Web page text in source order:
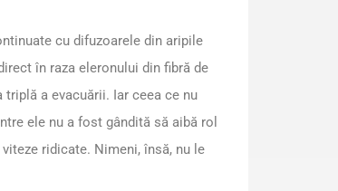
cu difuzoarele din aripile
în raza eleronului din fibră de
a evacuării. Iar ceea ce nu
ele nu a fost gândită să aibă rol
ridicate. Nimeni, însă, nu le